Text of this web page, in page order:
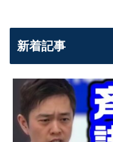
新着記事